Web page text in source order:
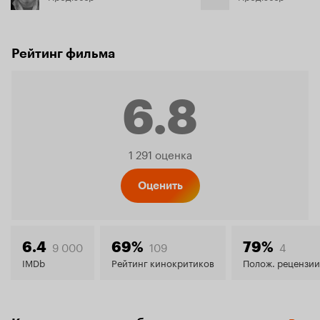
Рейтинг фильма
6.8
Рейтинг
6.8
1 291 оценка
Оценить
6.4 9 000
IMDb
69% 109
Рейтинг кинокритиков
79% 4
Полож. рецензии